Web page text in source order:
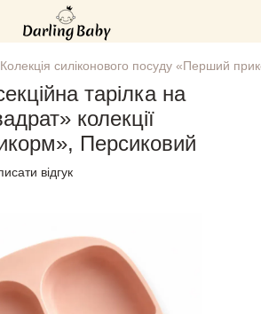
Колекція силіконового посуду «Перший
тарілка на
колекції
Персиковий
відгук